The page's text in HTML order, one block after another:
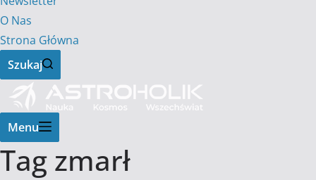
O Nas
Strona Główna
Szukaj
Menu
Tag zmarł